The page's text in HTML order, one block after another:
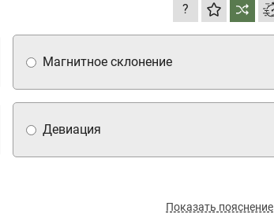
?
Магнитное склонение
Девиация
Показать пояснение